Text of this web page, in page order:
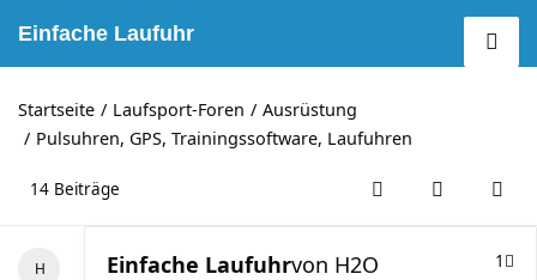
Einfache Laufuhr
Startseite Laufsport-Foren
Ausrüstung
Pulsuhren, GPS, Trainingssoftware, Laufuhren
14 Beiträge
Einfache Laufuhr 1
von H2O